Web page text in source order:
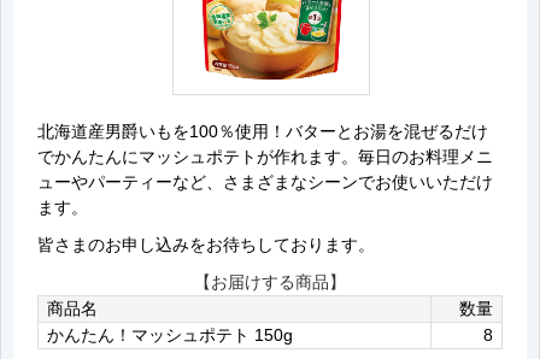
北海道産男爵いもを100％使用！バターとお湯を混ぜるだけ
でかんたんにマッシュポテトが作れます。毎日のお料理メニ
ューやパーティーなど、さまざまなシーンでお使いいただけ
ます。
皆さまのお申し込みをお待ちしております。
【お届けする商品】
商品名
数量
かんたん！マッシュポテト 150g
8